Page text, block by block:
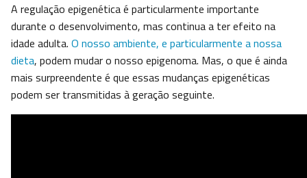
A regulação epigenética é particularmente importante
durante o desenvolvimento, mas continua a ter efeito na
idade adulta. O nosso ambiente, e particularmente a nossa
dieta, podem mudar o nosso epigenoma. Mas, o que é ainda
mais surpreendente é que essas mudanças epigenéticas
podem ser transmitidas à geração seguinte.